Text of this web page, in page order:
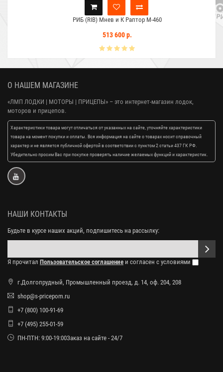
РИБ (RIB) Мнев и К Раптор М-460
513 600 р.
О НАШЕМ МАГАЗИНЕ
«ЛМП ЛОДКИ | МОТОРЫ | ПРИЦЕПЫ» – это интернет-магазин лодок,
моторов и прицепов.
Характеристики товара могут отличаться от указанных на сайте, уточняйте характеристики
товара на момент покупки и оплаты. Вся информация на сайте о товарах носит справочный
характер и не является публичной офертой в соответствии с пунктом 2 статьи 437 ГК РФ.
Убедительно просим Вас при покупке проверять наличие желаемых функций и характеристик.
НАШИ КОНТАКТЫ
Будьте в курсе наших акций, подпишитесь на рассылку:
Я прочитал Пользовательское соглашение и согласен с условиями
г.Долгопрудный, Промышленный проезд, д. 14, оф. 204, 208
shop@s-pricepom.ru
+7 (800) 100-91-69
+7 (495) 255-01-59
ПН-ПТН: 9:00-19:00Заказ на сайте - 24/7